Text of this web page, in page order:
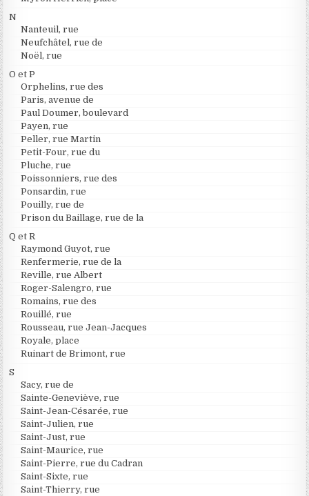
N
Nanteuil, rue
Neufchâtel, rue de
Noël, rue
O et P
Orphelins, rue des
Paris, avenue de
Paul Doumer, boulevard
Payen, rue
Peller, rue Martin
Petit-Four, rue du
Pluche, rue
Poissonniers, rue des
Ponsardin, rue
Pouilly, rue de
Prison du Baillage, rue de la
Q et R
Raymond Guyot, rue
Renfermerie, rue de la
Reville, rue Albert
Roger-Salengro, rue
Romains, rue des
Rouillé, rue
Rousseau, rue Jean-Jacques
Royale, place
Ruinart de Brimont, rue
S
Sacy, rue de
Sainte-Geneviève, rue
Saint-Jean-Césarée, rue
Saint-Julien, rue
Saint-Just, rue
Saint-Maurice, rue
Saint-Pierre, rue du Cadran
Saint-Sixte, rue
Saint-Thierry, rue